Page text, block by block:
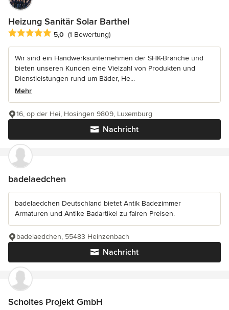
Heizung Sanitär Solar Barthel
Durchschnittliche Bewertung: 5 von 5 Sternen
5,0 (1 Bewertung)
Wir sind ein Handwerksunternehmen der SHK-Branche und
bieten unseren Kunden eine Vielzahl von Produkten und
Dienstleistungen rund um Bäder, He...
Mehr
Nachricht
16, op der Hei, Hosingen 9809, Luxemburg
badelaedchen
badelaedchen Deutschland bietet Antik Badezimmer
Armaturen und Antike Badartikel zu fairen Preisen.
Nachricht
badelaedchen, 55483 Heinzenbach
Scholtes Projekt GmbH